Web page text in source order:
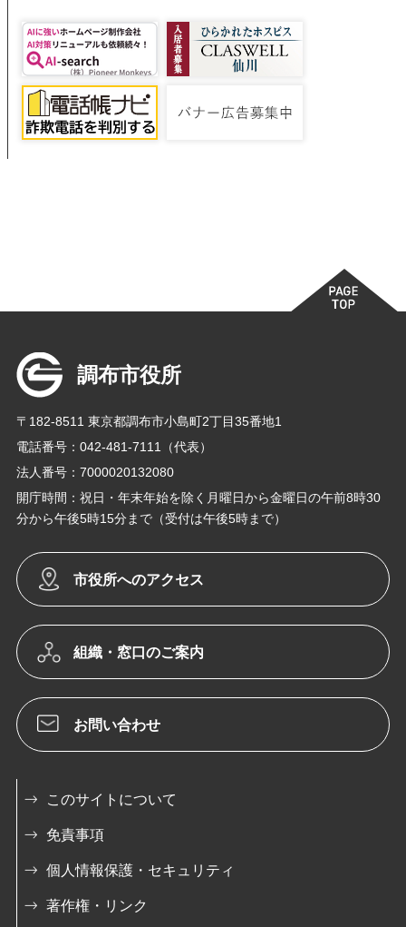
調布市役所
〒182-8511 東京都調布市小島町2丁目35番地1
電話番号：042-481-7111（代表）
法人番号：7000020132080
開庁時間：祝日・年末年始を除く月曜日から金曜日の午前8時30
分から午後5時15分まで（受付は午後5時まで）
市役所へのアクセス
組織・窓口のご案内
お問い合わせ
このサイトについて
免責事項
個人情報保護・セキュリティ
著作権・リンク